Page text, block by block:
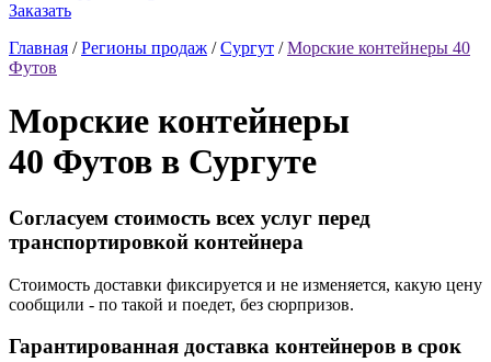
Заказать
Главная /Регионы продаж /Сургут /Морские контейнеры 40
Футов
Морские контейнеры
40 Футов в Сургуте
Согласуем стоимость всех услуг перед
транспортировкой контейнера
Стоимость доставки фиксируется и не изменяется, какую цену
сообщили - по такой и поедет, без сюрпризов.
Гарантированная доставка контейнеров в срок